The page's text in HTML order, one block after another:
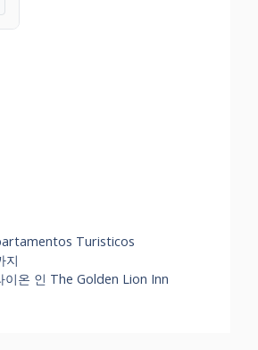
Turisticos
지
이온 인 The Golden Lion Inn